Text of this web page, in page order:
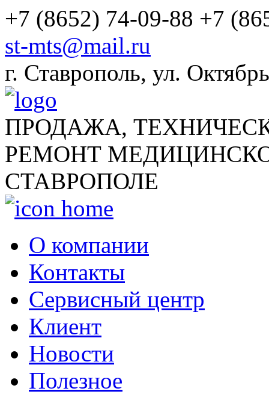
+7 (8652) 74-09-88 +7
st-mts@mail.ru
г. Ставрополь, ул.
ПРОДАЖА,
РЕМОНТ
СТАВРОПОЛЕ
О компании
Контакты
Сервисный центр
Клиент
Новости
Полезное